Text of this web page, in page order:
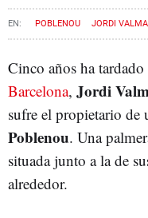
POBLENOU JORDI
Cinco años ha
Barcelona, Jordi
sufre el propietario de
Poblenou. Una
situada junto a la de
alrededor.